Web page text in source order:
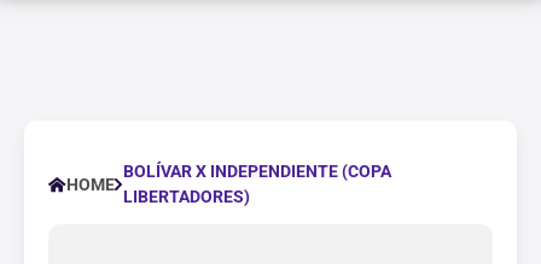
HOME
BOLÍVAR X INDEPENDIENTE (COPA
LIBERTADORES)